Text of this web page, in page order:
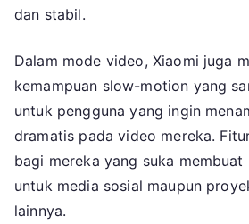
dan stabil.
Dalam mode video, Xiaomi juga
kemampuan slow-motion yang
untuk pengguna yang ingin
dramatis pada video mereka.
bagi mereka yang suka
untuk media sosial maupun
lainnya.